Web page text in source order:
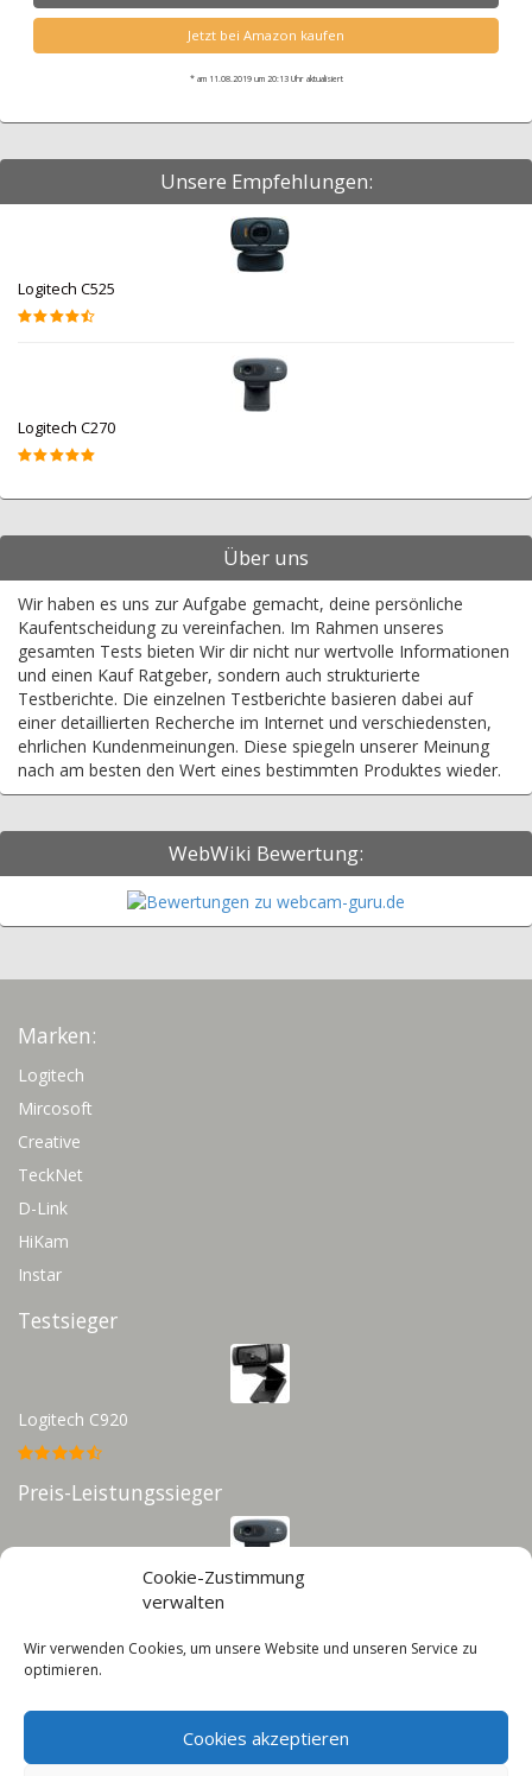
Cookie-Zustimmung
verwalten
Wir verwenden Cookies, um unsere Website und unseren Service zu
optimieren.
Cookies akzeptieren
Jetzt bei Amazon kaufen
* am 11.08.2019 um 20:13 Uhr aktualisiert
Unsere Empfehlungen:
Logitech C525
Logitech C270
Über uns
Wir haben es uns zur Aufgabe gemacht, deine persönliche
Kaufentscheidung zu vereinfachen. Im Rahmen unseres
gesamten Tests bieten Wir dir nicht nur wertvolle Informationen
und einen Kauf Ratgeber, sondern auch strukturierte
Testberichte. Die einzelnen Testberichte basieren dabei auf
einer detaillierten Recherche im Internet und verschiedensten,
ehrlichen Kundenmeinungen. Diese spiegeln unserer Meinung
nach am besten den Wert eines bestimmten Produktes wieder.
WebWiki Bewertung:
Marken:
Logitech
Mircosoft
Creative
TeckNet
D-Link
HiKam
Instar
Testsieger
Logitech C920
Preis-Leistungssieger
Infos
Cookie-Richtlinie (EU)